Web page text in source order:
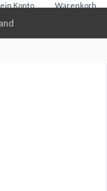
Warenkorb
Konto